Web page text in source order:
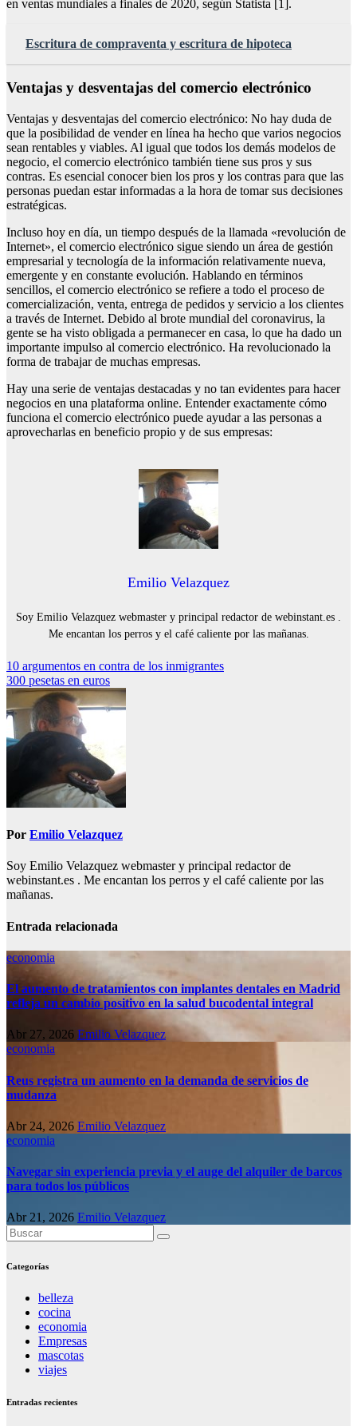
en ventas mundiales a finales de 2020, según Statista [1].
Escritura de compraventa y escritura de hipoteca
Ventajas y desventajas del comercio electrónico
Ventajas y desventajas del comercio electrónico: No hay duda de
que la posibilidad de vender en línea ha hecho que varios negocios
sean rentables y viables. Al igual que todos los demás modelos de
negocio, el comercio electrónico también tiene sus pros y sus
contras. Es esencial conocer bien los pros y los contras para que las
personas puedan estar informadas a la hora de tomar sus decisiones
estratégicas.
Incluso hoy en día, un tiempo después de la llamada «revolución de
Internet», el comercio electrónico sigue siendo un área de gestión
empresarial y tecnología de la información relativamente nueva,
emergente y en constante evolución. Hablando en términos
sencillos, el comercio electrónico se refiere a todo el proceso de
comercialización, venta, entrega de pedidos y servicio a los clientes
a través de Internet. Debido al brote mundial del coronavirus, la
gente se ha visto obligada a permanecer en casa, lo que ha dado un
importante impulso al comercio electrónico. Ha revolucionado la
forma de trabajar de muchas empresas.
Hay una serie de ventajas destacadas y no tan evidentes para hacer
negocios en una plataforma online. Entender exactamente cómo
funciona el comercio electrónico puede ayudar a las personas a
aprovecharlas en beneficio propio y de sus empresas:
Emilio Velazquez
Soy Emilio Velazquez webmaster y principal redactor de webinstant.es .
Me encantan los perros y el café caliente por las mañanas.
Navegación
de
entradas
10 argumentos en contra de los inmigrantes
300 pesetas en euros
Por Emilio Velazquez
Soy Emilio Velazquez webmaster y principal redactor de
webinstant.es . Me encantan los perros y el café caliente por las
mañanas.
Entrada relacionada
economia
El aumento de tratamientos con implantes dentales en Madrid
refleja un cambio positivo en la salud bucodental integral
Abr 27, 2026 Emilio Velazquez
economia
Reus registra un aumento en la demanda de servicios de
mudanza
Abr 24, 2026 Emilio Velazquez
economia
Navegar sin experiencia previa y el auge del alquiler de barcos
para todos los públicos
Abr 21, 2026 Emilio Velazquez
Categorías
belleza
cocina
economia
Empresas
mascotas
viajes
Entradas recientes